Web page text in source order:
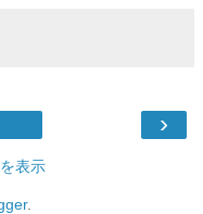
›
表示
.